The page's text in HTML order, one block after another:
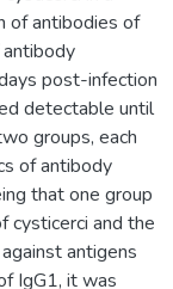
of antibodies of
post-infection
detectable until
groups, each
of antibody
that one group
cysticerci and the
antigens
IgG1, it was